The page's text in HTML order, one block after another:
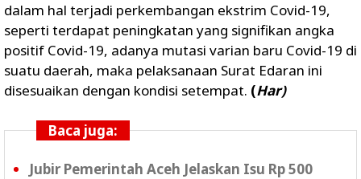
dalam hal terjadi perkembangan ekstrim Covid-19,
seperti terdapat peningkatan yang signifikan angka
positif Covid-19, adanya mutasi varian baru Covid-19 di
suatu daerah, maka pelaksanaan Surat Edaran ini
disesuaikan dengan kondisi setempat. (Har)
Baca juga:
Jubir Pemerintah Aceh Jelaskan Isu Rp 500